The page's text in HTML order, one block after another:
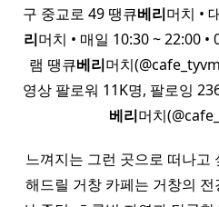
구 중교로 49 땡큐베리머치 •
리머치 • 매일 10:30 ~ 22:00
램 땡큐베리머치
영상 팔로워 11K명, 팔로잉
베리머치
느껴지는 그런 곳으로 떠나고
해드릴 거창 카페는 거창의